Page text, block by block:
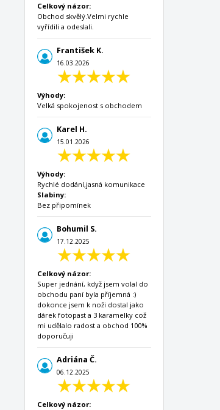
Celkový názor:
Obchod skvělý.Velmi rychle
vyřídili a odeslali.
František K.
16.03.2026
Výhody:
Velká spokojenost s obchodem
Karel H.
15.01.2026
Výhody:
Rychlé dodání,jasná komunikace
Slabiny:
Bez připomínek
Bohumil S.
17.12.2025
Celkový názor:
Super jednání, když jsem volal do
obchodu paní byla příjemná :)
dokonce jsem k noži dostal jako
dárek fotopast a 3 karamelky což
mi udělalo radost a obchod 100%
doporučuji
Adriána Č.
06.12.2025
Celkový názor: